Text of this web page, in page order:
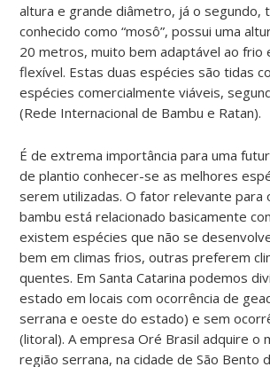
altura e grande diâmetro, já o segundo,
conhecido como “mosô”, possui uma
20 metros, muito bem adaptável ao frio
flexível. Estas duas espécies são tidas
espécies comercialmente viáveis,
(Rede Internacional de Bambu e Ratan).
É de extrema importância para uma
de plantio conhecer-se as melhores
serem utilizadas. O fator relevante para
bambu está relacionado basicamente
existem espécies que não se
bem em climas frios, outras preferem
quentes. Em Santa Catarina podemos
estado em locais com ocorrência de
serrana e oeste do estado) e sem
(litoral). A empresa Oré Brasil adquire o
região serrana, na cidade de São Bento